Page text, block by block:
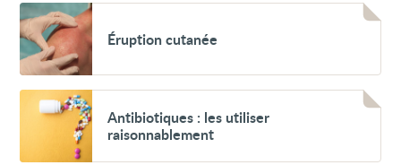
Voir
Éruption
cutanée
Éruption cutanée
Voir
Antibiotiques :
raisonnablement
Antibiotiques : les utiliser
raisonnablement